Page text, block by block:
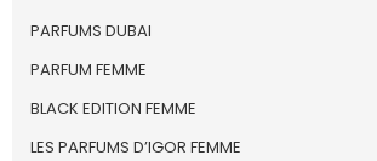
PARFUMS DUBAI
PARFUM FEMME
BLACK EDITION FEMME
LES PARFUMS D’IGOR FEMME